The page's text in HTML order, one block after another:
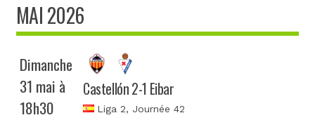
MAI 2026
Dimanche
31 mai à
18h30
Castellón 2-1 Eibar
Liga 2, Journée 42